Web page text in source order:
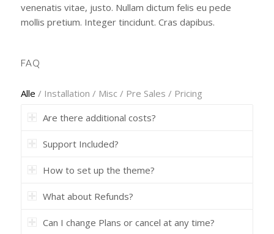
venenatis vitae, justo. Nullam dictum felis eu pede
mollis pretium. Integer tincidunt. Cras dapibus.
FAQ
Alle / Installation / Misc / Pre Sales / Pricing
Are there additional costs?
Support Included?
How to set up the theme?
What about Refunds?
Can I change Plans or cancel at any time?